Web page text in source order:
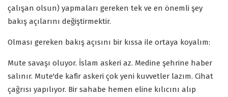
çalışan olsun) yapmaları gereken tek ve en önemli şey
bakış açılarını değiştirmektir.
Olması gereken bakış açısını bir kıssa ile ortaya koyalım:
Mute savaşı oluyor. İslam askeri az. Medine şehrine haber
salınır. Mute'de kafir askeri çok yeni kuvvetler lazım. Cihat
çağrısı yapılıyor. Bir sahabe hemen eline kılıcını alıp